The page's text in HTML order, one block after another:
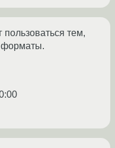
тем,
форматы.